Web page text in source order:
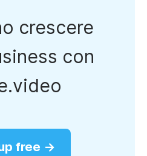
crescere
con
free →